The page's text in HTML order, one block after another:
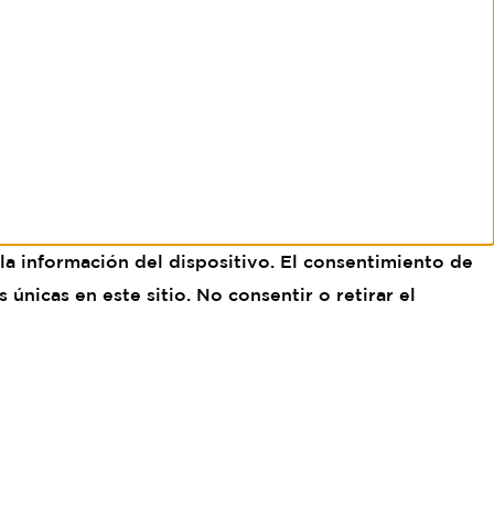
información del dispositivo. El consentimiento de
en este sitio. No consentir o retirar el